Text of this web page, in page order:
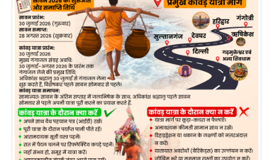
स
मी
क्षा
B
e
a
k
n